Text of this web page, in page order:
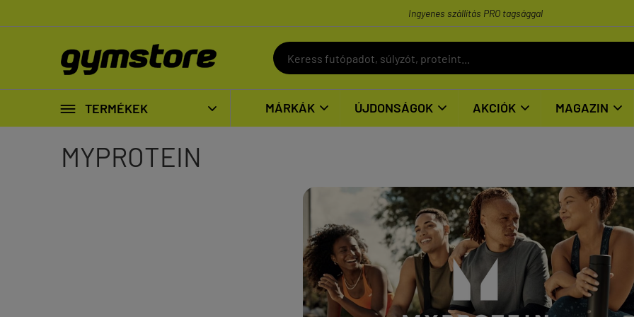
Ingyenes szállítás PRO tagsággal
 TERMÉKEK  MÁRKÁK  ÚJDONSÁGOK  AKCIÓK  MAGAZIN 
MYPROTEIN